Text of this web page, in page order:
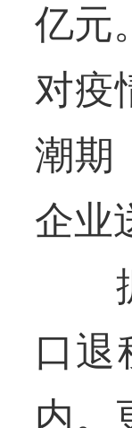
亿元
对疫
潮期
企业
据
口退
内。